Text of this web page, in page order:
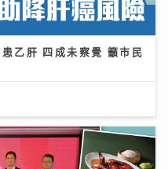
乙肝 四成未察覺 籲市民